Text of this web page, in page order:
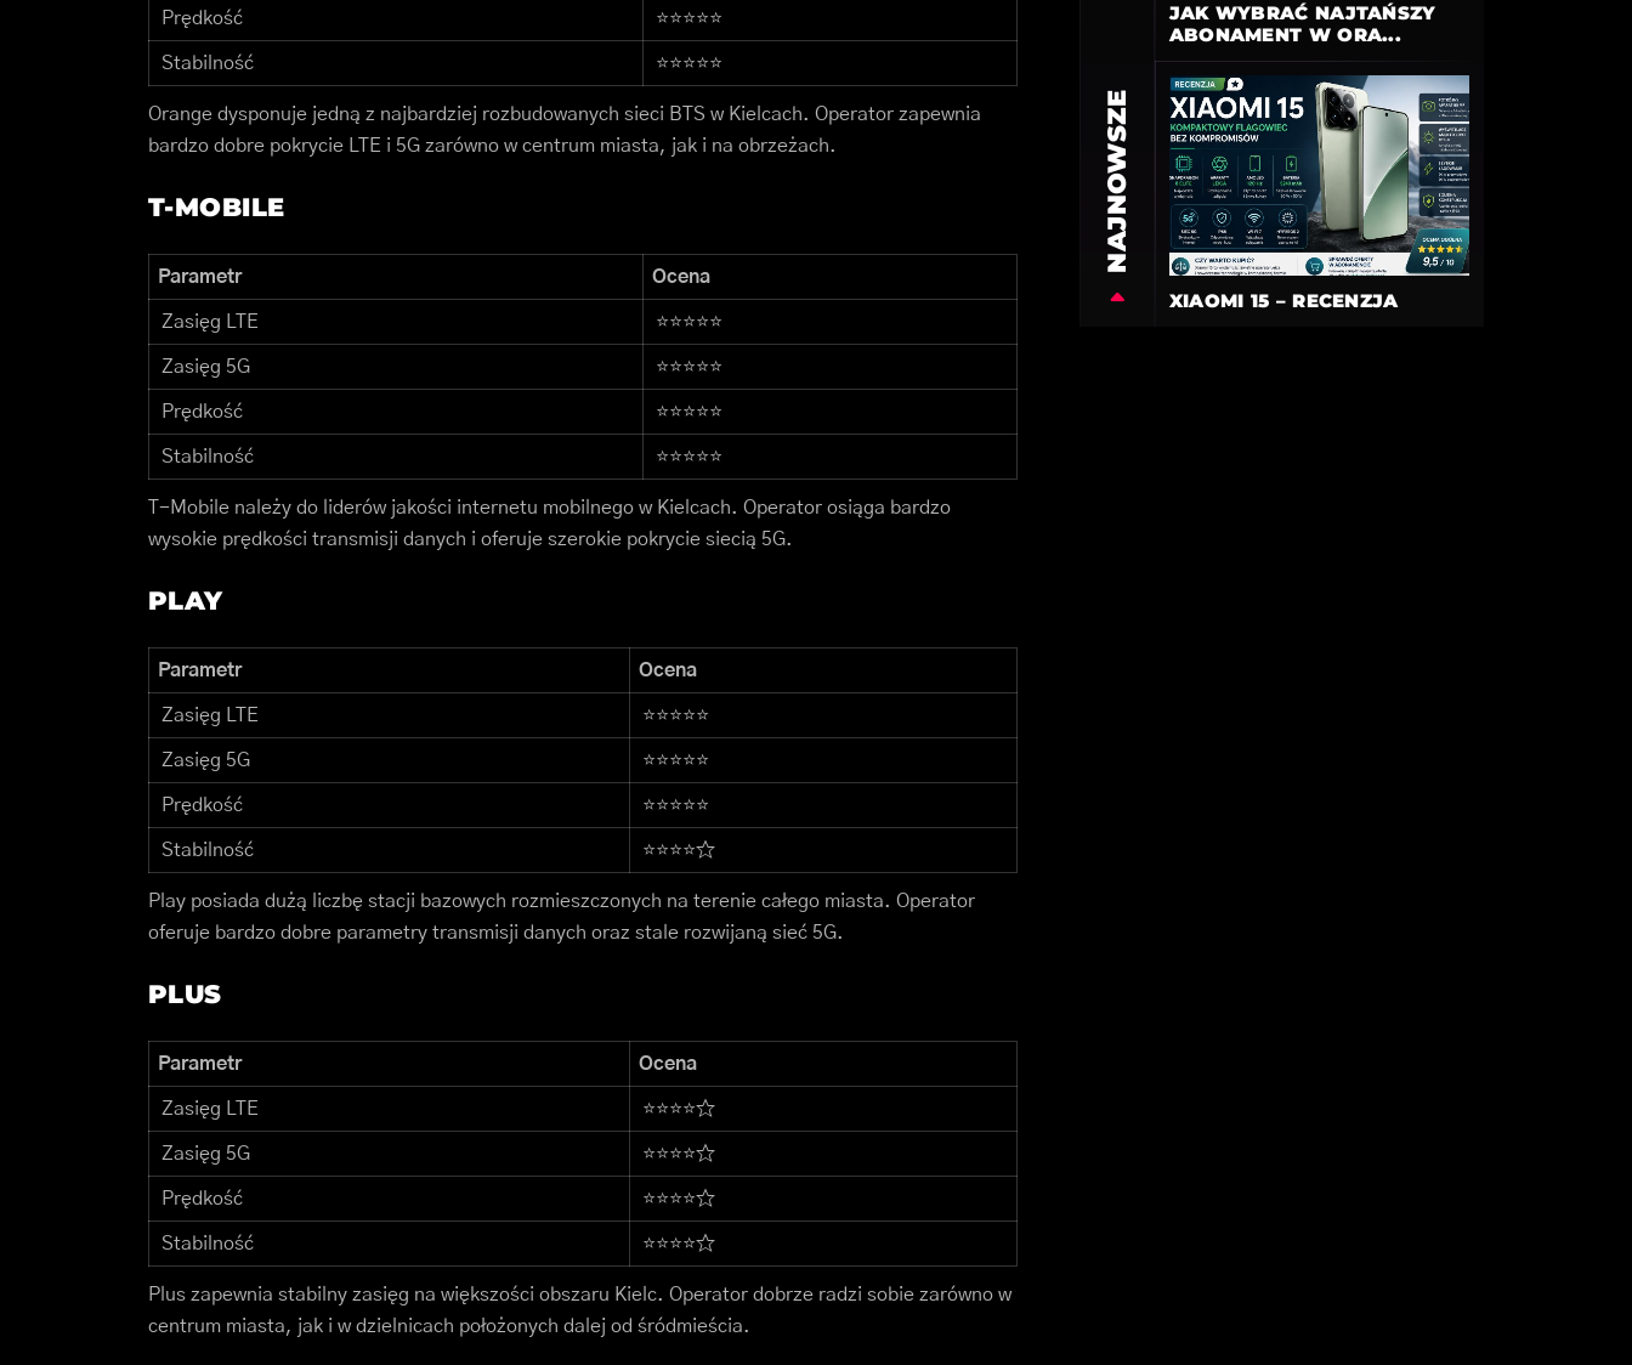
Prędkość ⭐⭐⭐⭐⭐
Stabilność ⭐⭐⭐⭐⭐
Orange dysponuje jedną z najbardziej rozbudowanych sieci BTS w Kielcach. Operator zapewnia
bardzo dobre pokrycie LTE i 5G zarówno w centrum miasta, jak i na obrzeżach.
T-MOBILE
Parametr Ocena
Zasięg LTE ⭐⭐⭐⭐⭐
Zasięg 5G ⭐⭐⭐⭐⭐
Prędkość ⭐⭐⭐⭐⭐
Stabilność ⭐⭐⭐⭐⭐
T-Mobile należy do liderów jakości internetu mobilnego w Kielcach. Operator osiąga bardzo
wysokie prędkości transmisji danych i oferuje szerokie pokrycie siecią 5G.
PLAY
Parametr Ocena
Zasięg LTE ⭐⭐⭐⭐⭐
Zasięg 5G ⭐⭐⭐⭐⭐
Prędkość ⭐⭐⭐⭐⭐
Stabilność ⭐⭐⭐⭐☆
Play posiada dużą liczbę stacji bazowych rozmieszczonych na terenie całego miasta. Operator
oferuje bardzo dobre parametry transmisji danych oraz stale rozwijaną sieć 5G.
PLUS
Parametr Ocena
Zasięg LTE ⭐⭐⭐⭐☆
Zasięg 5G ⭐⭐⭐⭐☆
Prędkość ⭐⭐⭐⭐☆
Stabilność ⭐⭐⭐⭐☆
Plus zapewnia stabilny zasięg na większości obszaru Kielc. Operator dobrze radzi sobie zarówno w
centrum miasta, jak i w dzielnicach położonych dalej od śródmieścia.
NAJNOWSZE
JAK WYBRAĆ NAJTAŃSZY
ABONAMENT W ORA...
XIAOMI 15 – RECENZJA